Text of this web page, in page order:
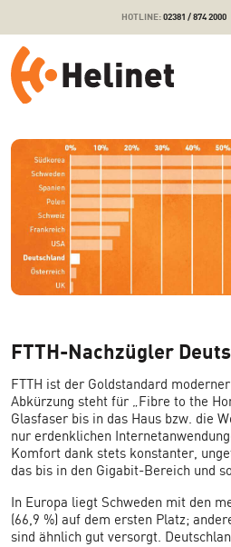
HOTLINE:02381 / 874 2000
FTTH-Nachzügler
FTTH ist der Goldstandard
Abkürzung steht für „Fibre to the
Glasfaser bis in das Haus bzw. die
nur erdenklichen
Komfort dank stets konstanter,
das bis in den Gigabit-Bereich und
In Europa liegt Schweden mit den
(66,9 %) auf dem ersten Platz;
sind ähnlich gut versorgt.